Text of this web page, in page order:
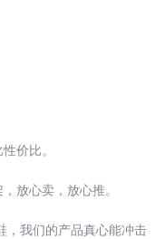
价比。
放心卖，放心推。
，我们的产品真心能冲击